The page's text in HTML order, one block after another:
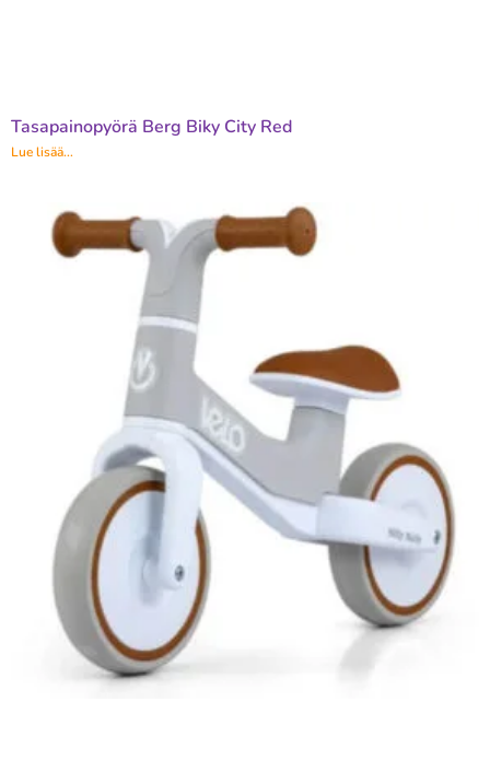
Tasapainopyörä Berg Biky City Red
Lue lisää...